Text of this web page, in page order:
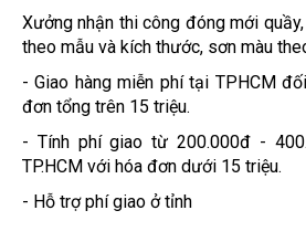
Xưởng nhận thi công đóng mới
theo mẫu và kích thước, sơn màu
- Giao hàng miễn phí tại TPHCM
đơn tổng trên 15 triệu.
- Tính phí giao từ 200.000đ -
TP.HCM với hóa đơn dưới 15 triệu.
- Hỗ trợ phí giao ở tỉnh